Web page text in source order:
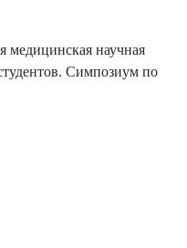
медицинская научная
Симпозиум по